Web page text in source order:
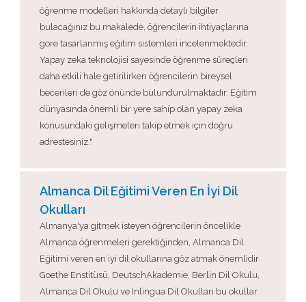
öğrenme modelleri hakkında detaylı bilgiler
bulacağınız bu makalede, öğrencilerin ihtiyaçlarına
göre tasarlanmış eğitim sistemleri incelenmektedir.
Yapay zeka teknolojisi sayesinde öğrenme süreçleri
daha etkili hale getirilirken öğrencilerin bireysel
becerileri de göz önünde bulundurulmaktadır. Eğitim
dünyasında önemli bir yere sahip olan yapay zeka
konusundaki gelişmeleri takip etmek için doğru
adrestesiniz."
Almanca Dil Eğitimi Veren En İyi Dil
Okulları
Almanya'ya gitmek isteyen öğrencilerin öncelikle
Almanca öğrenmeleri gerektiğinden, Almanca Dil
Eğitimi veren en iyi dil okullarına göz atmak önemlidir
Goethe Enstitüsü, DeutschAkademie, Berlin Dil Okulu,
Almanca Dil Okulu ve Inlingua Dil Okulları bu okullar